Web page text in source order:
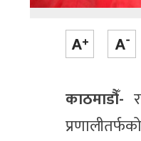
काठमाडौँ-